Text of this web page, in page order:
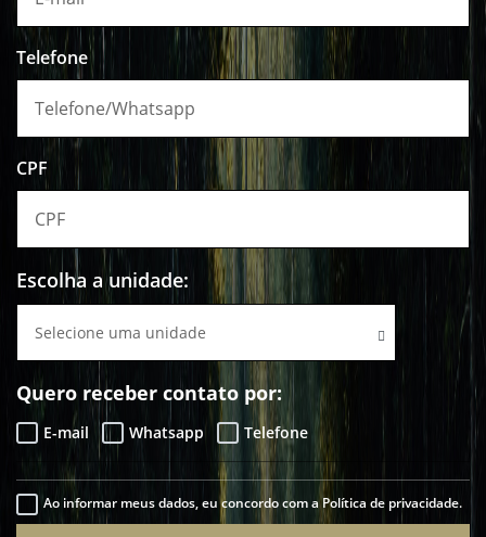
Telefone
CPF
Escolha a unidade:
Selecione uma unidade
Quero receber contato por:
E-mail Whatsapp Telefone
Ao informar meus dados, eu concordo com a Política de privacidade.